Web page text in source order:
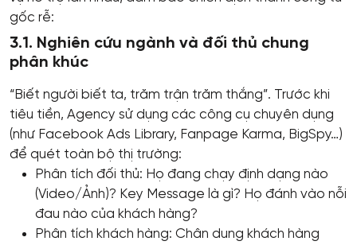
gốc rễ:
3.1. Nghiên cứu ngành và đối thủ chung
phân khúc
“Biết người biết ta, trăm trận trăm thắng”. Trước khi
tiêu tiền, Agency sử dụng các công cụ chuyên dụng
(như Facebook Ads Library, Fanpage Karma, BigSpy…)
để quét toàn bộ thị trường:
Phân tích đối thủ: Họ đang chạy định dạng nào
(Video/Ảnh)? Key Message là gì? Họ đánh vào nỗi
đau nào của khách hàng?
Phân tích khách hàng: Chân dung khách hàng